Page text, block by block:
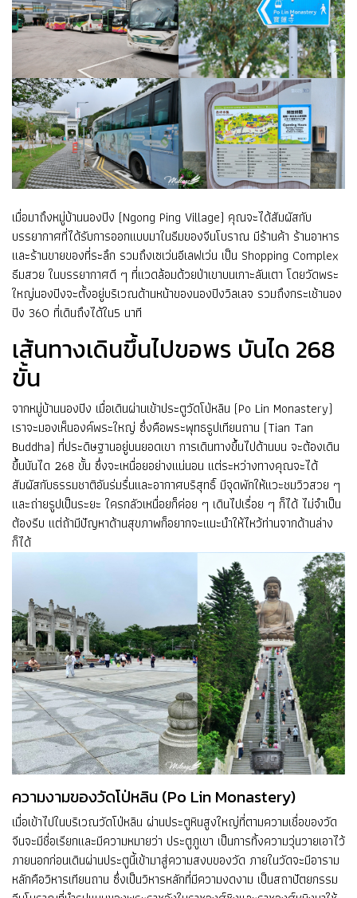
เมื่อมาถึงหมู่บ้านนองปิง (Ngong Ping Village) คุณจะได้สัมผัสกับ
บรรยากาศที่ได้รับการออกแบบมาในธีมของจีนโบราณ มีร้านค้า ร้านอาหาร
และร้านขายของที่ระลึก รวมถึงเซเว่นอีเลฟเว่น เป็น Shopping Complex
ธีมสวย ในบรรยากาศดี ๆ ที่แวดล้อมด้วยป่าเขาบนเกาะลันเตา โดยวัดพระ
ใหญ่นองปิงจะตั้งอยู่บริเวณด้านหน้าของนองปิงวิลเลจ รวมถึงกระเช้านอง
ปิง 360 ที่เดินถึงได้ใน5 นาที
เส้นทางเดินขึ้นไปขอพร บันได 268
ขั้น
จากหมู่บ้านนองปิง เมื่อเดินผ่านเข้าประตูวัดโป่หลิน (Po Lin Monastery)
เราจะมองเห็นองค์พระใหญ่ ซึ่งคือพระพุทธรูปเทียนถาน (Tian Tan
Buddha) ที่ประดิษฐานอยู่บนยอดเขา การเดินทางขึ้นไปด้านบน จะต้องเดิน
ขึ้นบันได 268 ขั้น ซึ่งจะเหนื่อยอย่างแน่นอน แต่ระหว่างทางคุณจะได้
สัมผัสกับธรรมชาติอันร่มรื่นและอากาศบริสุทธิ์ มีจุดพักให้แวะชมวิวสวย ๆ
และถ่ายรูปเป็นระยะ ใครกลัวเหนื่อยก็ค่อย ๆ เดินไปเรื่อย ๆ ก็ได้ ไม่จำเป็น
ต้องรีบ แต่ถ้ามีปัญหาด้านสุขภาพก็อยากจะแนะนำให้ไหว้ท่านจากด้านล่าง
ก็ได้
ความงามของวัดโป่หลิน (Po Lin Monastery)
เมื่อเข้าไปในบริเวณวัดโป่หลิน ผ่านประตูหินสูงใหญ่ที่ตามความเชื่อของวัด
จีนจะมีชื่อเรียกและมีความหมายว่า ประตูภูเขา เป็นการทิ้งความวุ่นวายเอาไว้
ภายนอกก่อนเดินผ่านประตูนี้เข้ามาสู่ความสงบของวัด ภายในวัดจะมีอาราม
หลักคือวิหารเทียนถาน ซึ่งเป็นวิหารหลักที่มีความงดงาม เป็นสถาปัตยกรรม